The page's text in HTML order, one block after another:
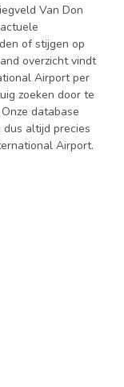
Van Don
of stijgen op
overzicht vindt
Airport per
zoeken door te
database
altijd precies
Airport.